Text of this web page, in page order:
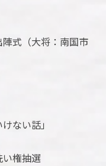
式（大将：南国市
ない話」
権抽選